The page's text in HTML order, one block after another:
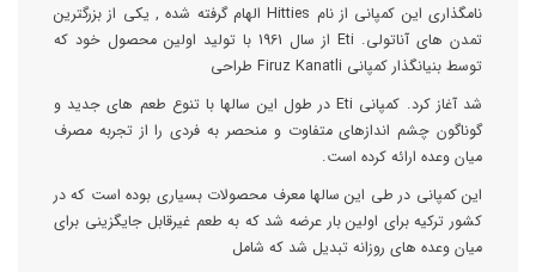
نامگذاری این کمپانی از نام Hitties الهام گرفته شده , یکی از بزرگترین
تمدن های آناتولی. Eti از سال 1961 با تولید اولین محصول خود که
توسط بنیانگذار کمپانی Firuz Kanatli طراحی
شد آغاز کرد. کمپانی Eti در طول این سالها با تنوع طعم های جدید و
گوناگون چشم اندازهای متفاوت و منحصر به فردی را از تجربه مصرف
میان وعده ارائه کرده است.
این کمپانی در طی این سالها معرف محصولات بسیاری بوده است که در
کشور ترکیه برای اولین بار عرضه شد که به طعم غیرقابل جایگزینی برای
میان وعده های روزانه تبدیل شد که شامل